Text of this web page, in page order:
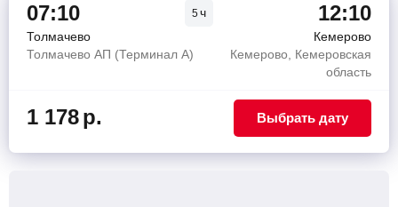
07:10 5ч 12:10
Толмачево
Кемерово
Толмачево АП (Терминал A)
Кемерово, Кемеровская
область
1 178р. Выбрать дату